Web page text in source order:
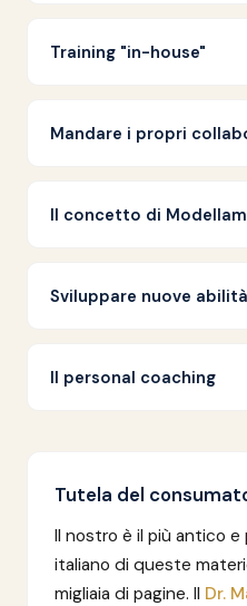
Training "in-house"
Mandare i propri
Il concetto di
Sviluppare nuove abilità
Il personal coaching
Tutela del
Il nostro è il più antico
italiano di queste
migliaia di pagine. Il Dr.